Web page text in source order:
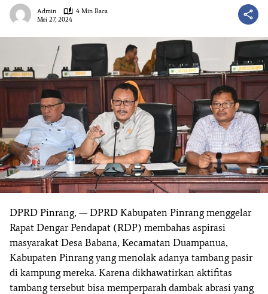
Admin
4 Min Baca
Mei 27, 2024
DPRD Pinrang, — DPRD Kabupaten Pinrang menggelar
Rapat Dengar Pendapat (RDP) membahas aspirasi
masyarakat Desa Babana, Kecamatan Duampanua,
Kabupaten Pinrang yang menolak adanya tambang pasir
di kampung mereka. Karena dikhawatirkan aktifitas
tambang tersebut bisa memperparah dambak abrasi yang